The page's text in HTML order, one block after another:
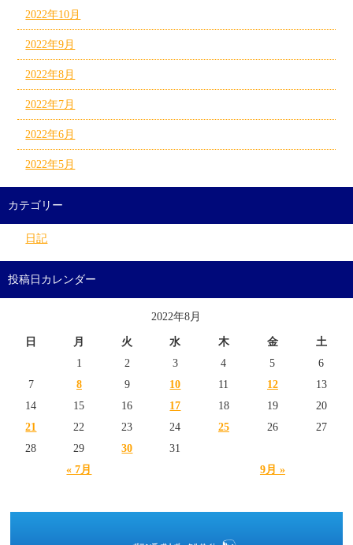
2022年10月
2022年9月
2022年8月
2022年7月
2022年6月
2022年5月
カテゴリー
日記
投稿日カレンダー
2022年8月
日 月 火 水 木 金 土
« 7月 9月 »
1 2 3 4 5
6
7
8 9 10 11 12
13
14
15 16 17 18 19
20
21
22 23 24 25 26
27
28
29 30 31